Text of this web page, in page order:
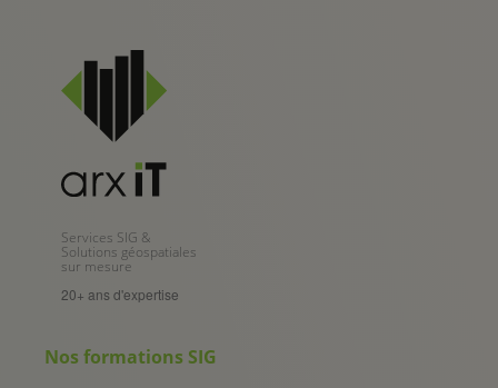
Services SIG &
Solutions géospatiales
sur mesure
20+ ans d'expertise
Nos formations SIG